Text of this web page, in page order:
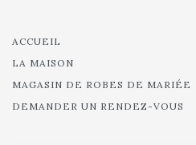
ACCUEIL
LA MAISON
MAGASIN DE ROBES DE MARIÉE
DEMANDER UN RENDEZ-VOUS